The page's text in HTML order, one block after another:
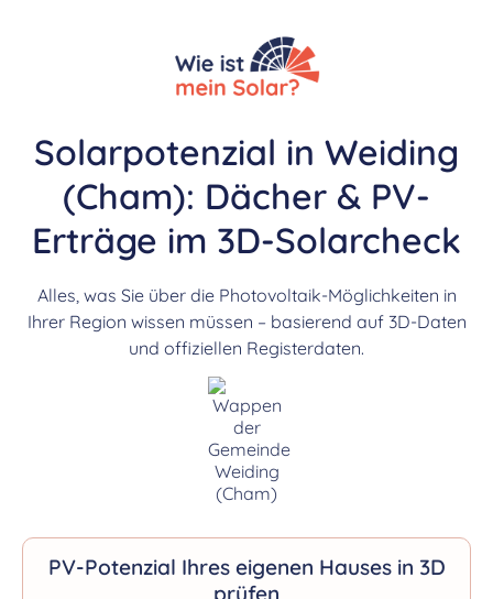
Solarpotenzial in Weiding
(Cham): Dächer & PV-
Erträge im 3D-Solarcheck
Alles, was Sie über die Photovoltaik-Möglichkeiten in
Ihrer Region wissen müssen – basierend auf 3D-Daten
und offiziellen Registerdaten.
PV-Potenzial Ihres eigenen Hauses in 3D
prüfen